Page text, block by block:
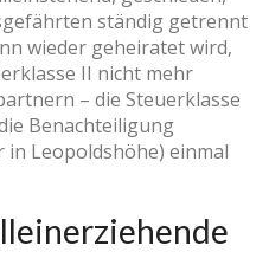
ständig getrennt
wieder geheiratet wird,
II nicht mehr
– die Steuerklasse
Benachteiligung
Leopoldshöhe) einmal